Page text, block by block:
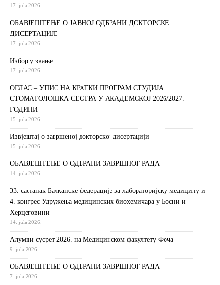
17. jula 2026.
ОБАВЈЕШТЕЊЕ О ЈАВНОЈ ОДБРАНИ ДОКТОРСКЕ
ДИСЕРТАЦИЈЕ
17. jula 2026.
Избор у звање
17. jula 2026.
ОГЛАС – УПИС НА КРАТКИ ПРОГРАМ СТУДИЈА
СТОМАТОЛОШКА СЕСТРА У АКАДЕМСКОЈ 2026/2027.
ГОДИНИ
15. jula 2026.
Извjeштaj o зaвршeнoj дoктoрскoj дисeртaциjи
15. jula 2026.
ОБАВЈЕШТЕЊЕ О ОДБРАНИ ЗАВРШНОГ РАДА
14. jula 2026.
33. састанак Балканске федерације за лабораторијску медицину и
4. конгрес Удружења медицинских биохемичара у Босни и
Херцеговини
14. jula 2026.
Алумни сусрет 2026. на Медицинском факултету Фоча
9. jula 2026.
ОБАВЈЕШТЕЊЕ О ОДБРАНИ ЗАВРШНОГ РАДА
7. jula 2026.